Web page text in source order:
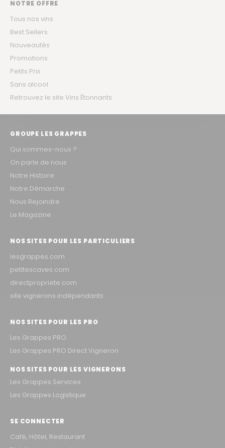
NOTRE OFFRE
Tous nos vins
Best Sellers
Nouveautés
Promotions
Petits Prix
Sans alcool
Retrouvez le site Vins Étonnants
GROUPE LES GRAPPES
Qui sommes-nous ?
On parle de nous
Notre Histoire
Notre Démarche
Nous Rejoindre
Le Magazine
NOS SITES POUR LES PARTICULIERS
lesgrappes.com
petitescaves.com
directpropriete.com
site vignerons indépendants
NOS SITES POUR LES PRO
Les Grappes PRO
Les Grappes PRO Direct Vigneron
NOS SITES POUR LES VIGNERONS
Les Grappes Services
Les Grappes Logistique
SE CONNECTER
Café, Hôtel, Restaurant